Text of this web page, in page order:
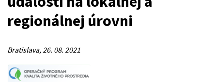
regionálnej úrovni
Bratislava, 26. 08. 2021